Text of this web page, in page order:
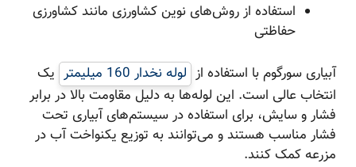
استفاده از روش‌های نوین کشاورزی مانند کشاورزی
حفاظتی
آبیاری سورگوم با استفاده از لوله نخدار 160 میلیمتر
یک
انتخاب عالی است. این لوله‌ها به دلیل مقاومت بالا در برابر
فشار و سایش، برای استفاده در سیستم‌های آبیاری تحت
فشار مناسب هستند و می‌توانند به توزیع یکنواخت آب در
مزرعه کمک کنند.